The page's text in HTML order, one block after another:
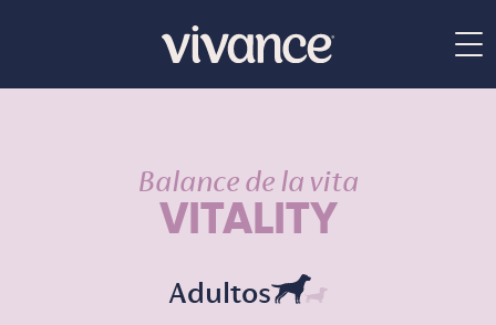
Balance de la vita
VITALITY
Adultos